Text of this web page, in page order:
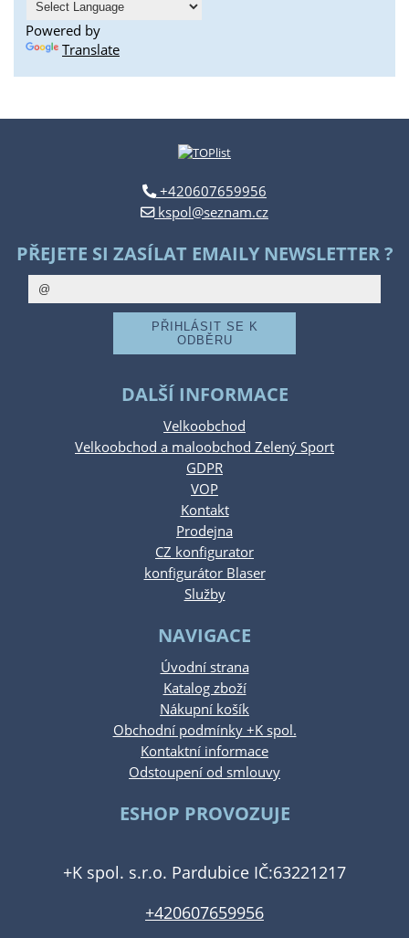
Powered by
Translate
+420607659956
kspol@seznam.cz
PŘEJETE SI ZASÍLAT EMAILY NEWSLETTER ?
DALŠÍ INFORMACE
Velkoobchod
Velkoobchod a maloobchod Zelený Sport
GDPR
VOP
Kontakt
Prodejna
CZ konfigurator
konfigurátor Blaser
Služby
NAVIGACE
Úvodní strana
Katalog zboží
Nákupní košík
Obchodní podmínky +K spol.
Kontaktní informace
Odstoupení od smlouvy
ESHOP PROVOZUJE
+K spol. s.r.o. Pardubice IČ:63221217
+420607659956